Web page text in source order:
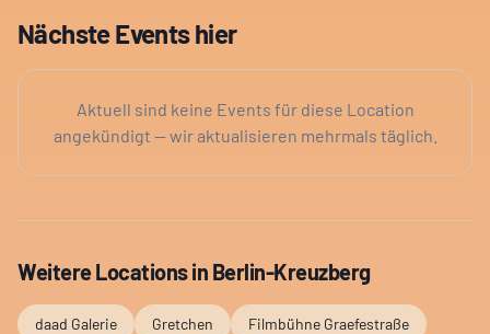
Nächste Events hier
Aktuell sind keine Events für diese Location
angekündigt — wir aktualisieren mehrmals täglich.
Weitere Locations in Berlin-Kreuzberg
daad Galerie Gretchen Filmbühne Graefestraße